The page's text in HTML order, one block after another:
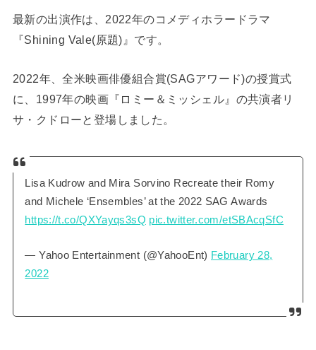
最新の出演作は、2022年のコメディホラードラマ
『Shining Vale(原題)』です。
2022年、全米映画俳優組合賞(SAGアワード)の授賞式
に、1997年の映画『ロミー＆ミッシェル』の共演者リ
サ・クドローと登場しました。
Lisa Kudrow and Mira Sorvino Recreate their Romy
and Michele ‘Ensembles’ at the 2022 SAG Awards
https://t.co/QXYayqs3sQ pic.twitter.com/etSBAcqSfC
— Yahoo Entertainment (@YahooEnt) February 28,
2022